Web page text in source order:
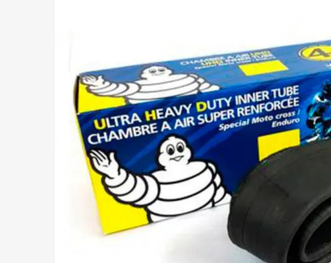
8º AIROH
9º CALÇA
10º BOTAS